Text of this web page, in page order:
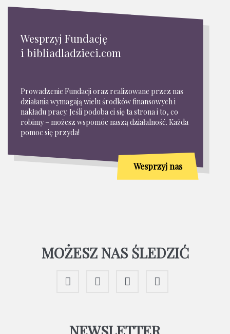
Wesprzyj Fundację
i bibliadladzieci.com
Prowadzenie Fundacji oraz realizowane przez nas
działania wymagają wielu środków finansowych i
nakładu pracy. Jeśli podoba ci się ta strona i to, co
robimy – możesz wspomóc naszą działalność. Każda
pomoc się przyda!
Wesprzyj nas
MOŻESZ NAS ŚLEDZIĆ